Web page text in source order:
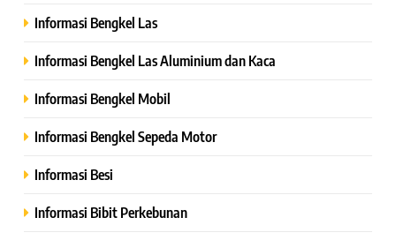
Informasi Bengkel Las
Informasi Bengkel Las Aluminium dan Kaca
Informasi Bengkel Mobil
Informasi Bengkel Sepeda Motor
Informasi Besi
Informasi Bibit Perkebunan